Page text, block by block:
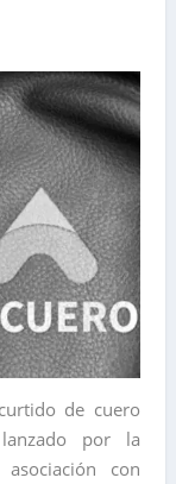
de cuero
por la
con